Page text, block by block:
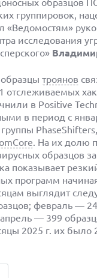
образцов
группировок,
«Ведомостям»
исследования
троянов
отслеживаемых
в Positive
в период с
. На их долю
образцов
показывает
программ
выглядит
февраль —
— 399
2025 г. их было